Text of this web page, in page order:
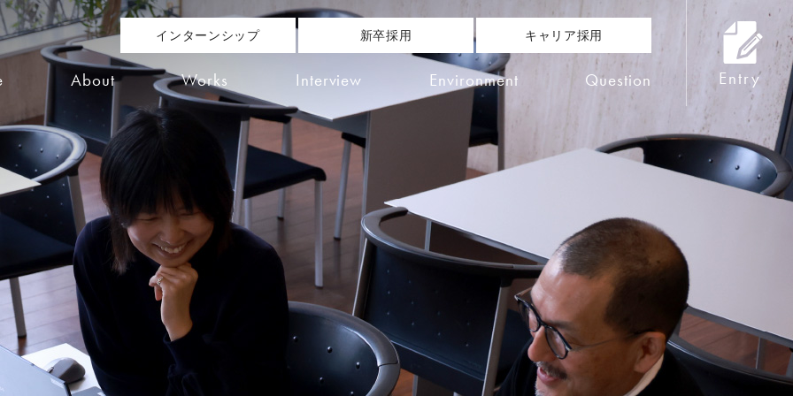
About Works Interview Environment Question
インターンシップ 新卒採用 キャリア採用